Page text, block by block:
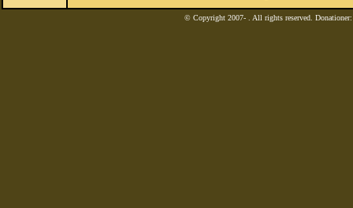
© Copyright 2007- . All rights reserved.